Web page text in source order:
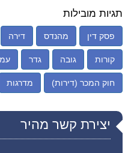
תגיות מובילות
פסק דין מהנדס דירה
קורות גובה גדר
חוק המכר (דירות) מדרגות
יצירת קשר מהיר